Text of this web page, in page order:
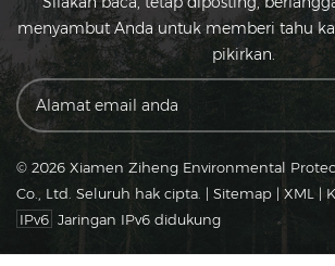
menyambut Anda untuk memberi tahu
pikirkan.
© 2026 Xiamen Ziheng Environmental
Co., Ltd. Seluruh hak cipta. | Sitemap | XML |
IPv6 Jaringan IPv6 didukung